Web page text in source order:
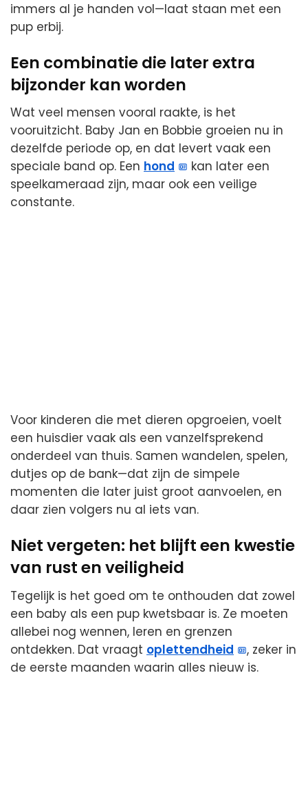
immers al je handen vol—laat staan met een
pup erbij.
Een combinatie die later extra
bijzonder kan worden
Wat veel mensen vooral raakte, is het
vooruitzicht. Baby Jan en Bobbie groeien nu in
dezelfde periode op, en dat levert vaak een
speciale band op. Een hond
kan later een
speelkameraad zijn, maar ook een veilige
constante.
Voor kinderen die met dieren opgroeien, voelt
een huisdier vaak als een vanzelfsprekend
onderdeel van thuis. Samen wandelen, spelen,
dutjes op de bank—dat zijn de simpele
momenten die later juist groot aanvoelen, en
daar zien volgers nu al iets van.
Niet vergeten: het blijft een kwestie
van rust en veiligheid
Tegelijk is het goed om te onthouden dat zowel
een baby als een pup kwetsbaar is. Ze moeten
allebei nog wennen, leren en grenzen
ontdekken. Dat vraagt oplettendheid
, zeker in
de eerste maanden waarin alles nieuw is.